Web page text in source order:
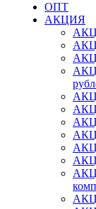
ОПТ
АКЦИЯ